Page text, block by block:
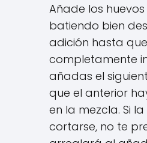
Añade los
batiendo bien
adición hasta
completamente
añadas el
que el anterior
en la mezcla. Si
cortarse, no te